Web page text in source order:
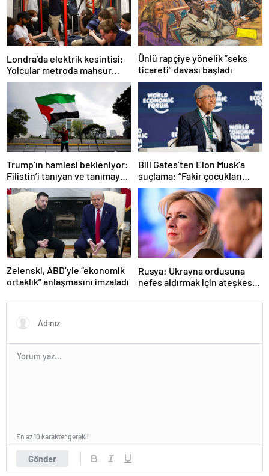
Londra’da elektrik kesintisi:
Yolcular metroda mahsur
kaldı
Ünlü rapçiye yönelik “seks
ticareti” davası başladı
Trump’ın hamlesi bekleniyor:
Filistin’i tanıyan ve tanımayan
ülkeler hangileri?
Bill Gates’ten Elon Musk’a
suçlama: “Fakir çocukları
öldürdü”
Zelenski, ABD’yle “ekonomik
ortaklık” anlaşmasını imzaladı
Rusya: Ukrayna ordusuna
nefes aldırmak için ateşkes
Gönder
En az 10 karakter gerekli